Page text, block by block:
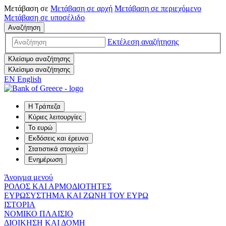
Μετάβαση σε Μετάβαση σε αρχή Μετάβαση σε περιεχόμενο
Μετάβαση σε υποσέλιδο
Αναζήτηση
Εκτέλεση αναζήτησης
Κλείσιμο αναζήτησης
Κλείσιμο αναζήτησης
EN English
Η Τράπεζα
Κύριες λειτουργίες
Το ευρώ
Εκδόσεις και έρευνα
Στατιστικά στοιχεία
Ενημέρωση
Άνοιγμα μενού
ΡΟΛΟΣ ΚΑΙ ΑΡΜΟΔΙΟΤΗΤΕΣ
ΕΥΡΩΣΥΣΤΗΜΑ ΚΑΙ ΖΩΝΗ ΤΟΥ ΕΥΡΩ
ΙΣΤΟΡΙΑ
ΝΟΜΙΚΟ ΠΛΑΙΣΙΟ
ΔΙΟΙΚΗΣΗ ΚΑΙ ΔΟΜΗ